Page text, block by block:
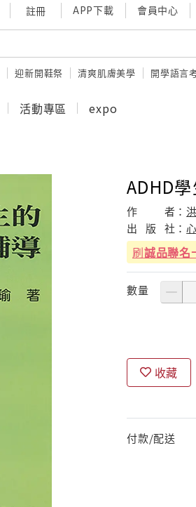
註冊 APP下載 會員中心
迎新開鞋祭 清爽肌膚美學 開學語言
活動專區 expo
ADHD
作 者：
出
版 社：
刷誠品聯名
數量
收藏
付款/配送